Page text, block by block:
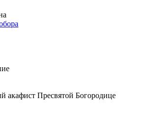
акафист Пресвятой Богородице